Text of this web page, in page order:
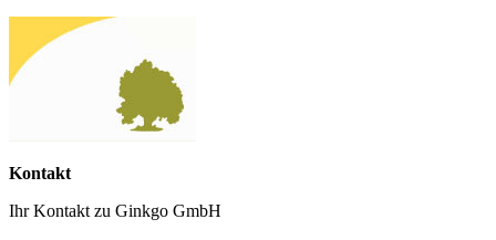
Kontakt
Ihr Kontakt zu Ginkgo GmbH